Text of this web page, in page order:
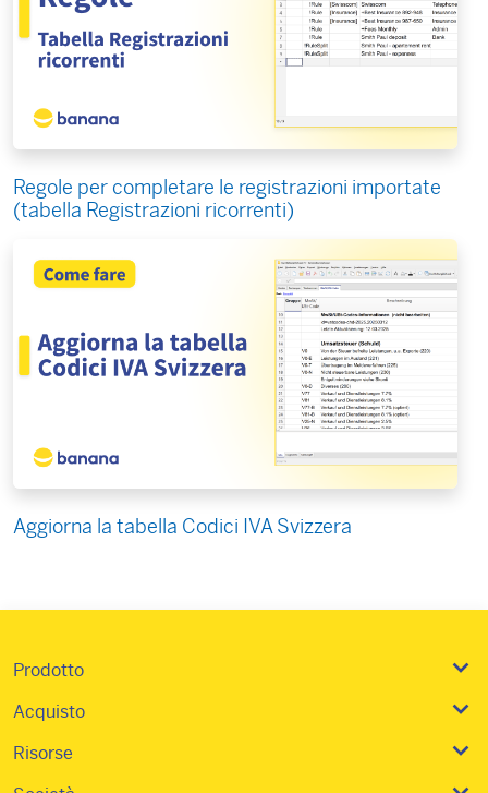
Regole per completare le registrazioni importate
(tabella Registrazioni ricorrenti)
Aggiorna la tabella Codici IVA Svizzera
Prodotto
Acquisto
Risorse